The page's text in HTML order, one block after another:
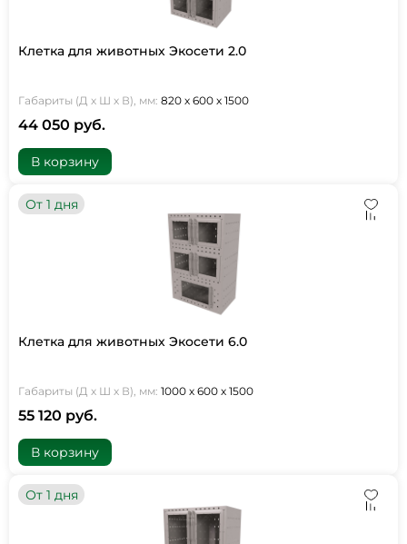
Клетка для животных Экосети 2.0
Габариты (Д х Ш х В), мм: 820 х 600 х 1500
44 050 руб.
В корзину
От 1 дня
Клетка для животных Экосети 6.0
Габариты (Д х Ш х В), мм: 1000 х 600 х 1500
55 120 руб.
В корзину
От 1 дня